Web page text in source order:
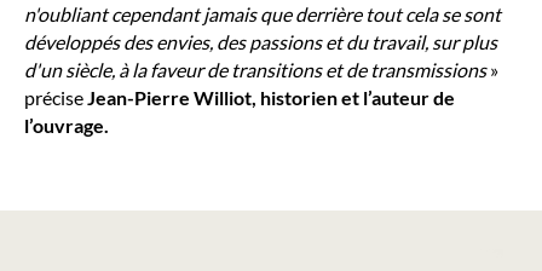
n'oubliant cependant jamais que derrière tout cela se sont
développés des envies, des passions et du travail, sur plus
d'un siècle, à la faveur de transitions et de transmissions»
préciseJean-Pierre Williot, historien et l’auteur de
l’ouvrage.